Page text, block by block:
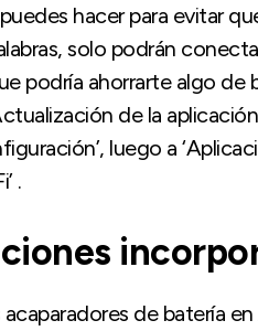
hacer para evitar
solo podrán
podría ahorrarte algo de
de la
luego a
.
de batería